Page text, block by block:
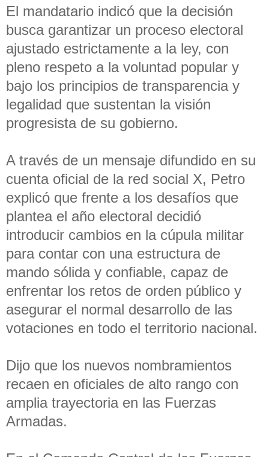
El mandatario indicó que la decisión
busca garantizar un proceso electoral
ajustado estrictamente a la ley, con
pleno respeto a la voluntad popular y
bajo los principios de transparencia y
legalidad que sustentan la visión
progresista de su gobierno.
A través de un mensaje difundido en su
cuenta oficial de la red social X, Petro
explicó que frente a los desafíos que
plantea el año electoral decidió
introducir cambios en la cúpula militar
para contar con una estructura de
mando sólida y confiable, capaz de
enfrentar los retos de orden público y
asegurar el normal desarrollo de las
votaciones en todo el territorio nacional.
Dijo que los nuevos nombramientos
recaen en oficiales de alto rango con
amplia trayectoria en las Fuerzas
Armadas.